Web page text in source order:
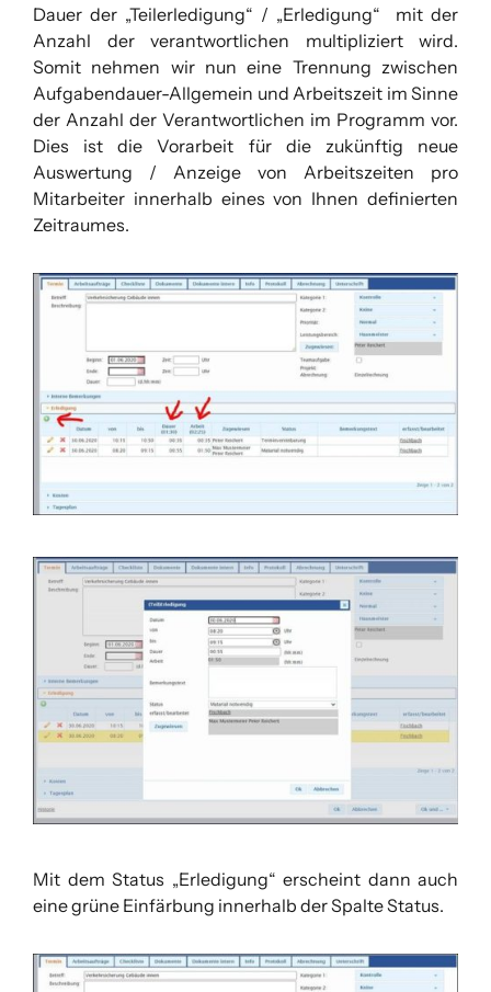
Dauer der „Teilerledigung“ / „Erledigung“ mit der
Anzahl der verantwortlichen multipliziert wird.
Somit nehmen wir nun eine Trennung zwischen
Aufgabendauer-Allgemein und Arbeitszeit im Sinne
der Anzahl der Verantwortlichen im Programm vor.
Dies ist die Vorarbeit für die zukünftig neue
Auswertung / Anzeige von Arbeitszeiten pro
Mitarbeiter innerhalb eines von Ihnen definierten
Zeitraumes.
Mit dem Status „Erledigung“ erscheint dann auch
eine grüne Einfärbung innerhalb der Spalte Status.